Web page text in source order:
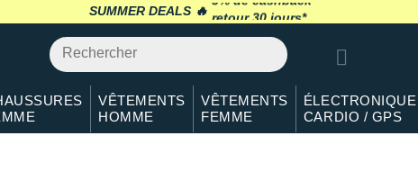
SUMMER DEALS 🔥
retour 30 jours *
VÊTEMENTS
HOMME
VÊTEMENTS
FEMME
ÉLECTRONIQUE
CARDIO / GPS